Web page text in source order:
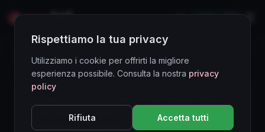
LIVE
Directory Vini
Vino Bianco
Terroir Expression
Vino Italiano
Rispettiamo la tua privacy
Utilizziamo i cookie per offrirti la migliore
esperienza possibile. Consulta la nostra privacy
policy
Rifiuta Accetta tutti